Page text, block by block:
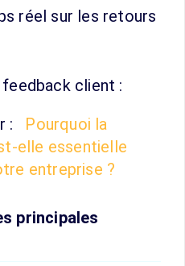
réel sur les retours
feedback client :
:
Pourquoi la
elle essentielle
entreprise ?
principales